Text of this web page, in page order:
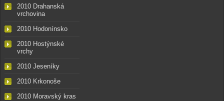
2010 Drahanská
vrchovina
2010 Hodonínsko
2010 Hostýnské
vrchy
2010 Jeseníky
2010 Krkonoše
2010 Moravský kras